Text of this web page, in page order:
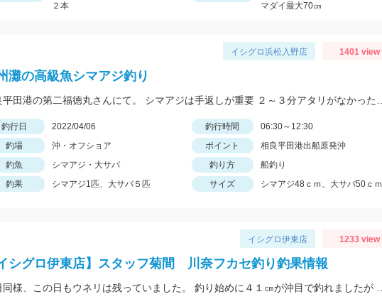
２本
マダイ最大70㎝
イシグロ浜松入野店 1401 view
灘の高級魚シマアジ釣り
釣行日 2022/04/06 釣行時間
06:30～12:30
釣場
沖・オフショア ポイント
相良平田港出船原発沖
釣魚
シマアジ・大サバ 釣り方
船釣り
釣果
シマアジ1匹、大サバ５匹 サイズ シマアジ48ｃｍ、大サバ50ｃｍ
イシグロ伊東店 1233 view
イシグロ伊東店】スタッフ菊間 川奈フカセ釣り釣果情報